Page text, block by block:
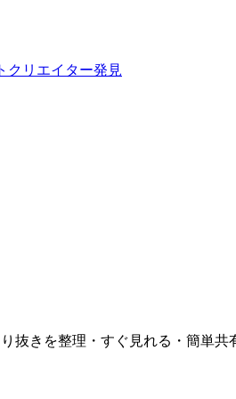
クリエイター発見
抜きを整理・すぐ見れる・簡単共